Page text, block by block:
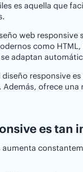
es aquella que
web
como HTML,
adaptan
responsive
ofrece una
es tan